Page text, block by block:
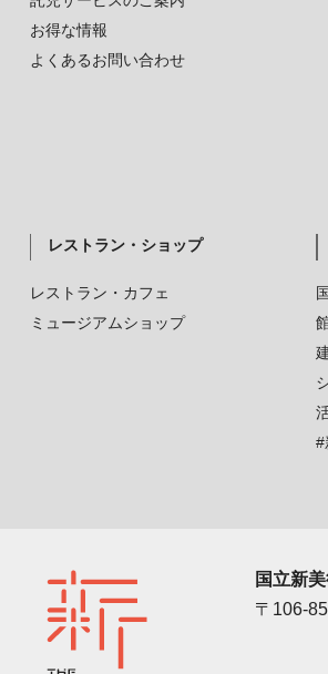
お得な情報
よくあるお問い合わせ
レストラン・ショップ
レストラン・カフェ
ミュージアムショップ
#
国立新
〒106-